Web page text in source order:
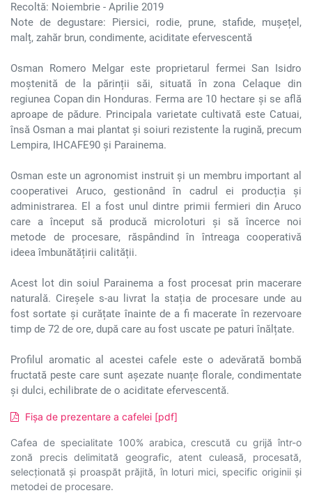
Recoltă: Noiembrie - Aprilie 2019
Note de degustare: Piersici, rodie, prune, stafide, mușețel,
malț, zahăr brun, condimente, aciditate efervescentă
Osman Romero Melgar este proprietarul fermei San Isidro
moștenită de la părinții săi, situată în zona Celaque din
regiunea Copan din Honduras. Ferma are 10 hectare și se află
aproape de pădure. Principala varietate cultivată este Catuai,
însă Osman a mai plantat și soiuri rezistente la rugină, precum
Lempira, IHCAFE90 și Parainema.
Osman este un agronomist instruit și un membru important al
cooperativei Aruco, gestionând în cadrul ei producția și
administrarea. El a fost unul dintre primii fermieri din Aruco
care a început să producă microloturi și să încerce noi
metode de procesare, răspândind în întreaga cooperativă
ideea îmbunătățirii calității.
Acest lot din soiul Parainema a fost procesat prin macerare
naturală. Cireșele s-au livrat la stația de procesare unde au
fost sortate și curățate înainte de a fi macerate în rezervoare
timp de 72 de ore, după care au fost uscate pe paturi înălțate.
Profilul aromatic al acestei cafele este o adevărată bombă
fructată peste care sunt așezate nuanțe florale, condimentate
și dulci, echilibrate de o aciditate efervescentă.
Fișa de prezentare a cafelei [pdf]
Cafea de specialitate 100% arabica, crescută cu grijă într-o
zonă precis delimitată geografic, atent culeasă, procesată,
selecționată și proaspăt prăjită, în loturi mici, specific originii și
metodei de procesare.